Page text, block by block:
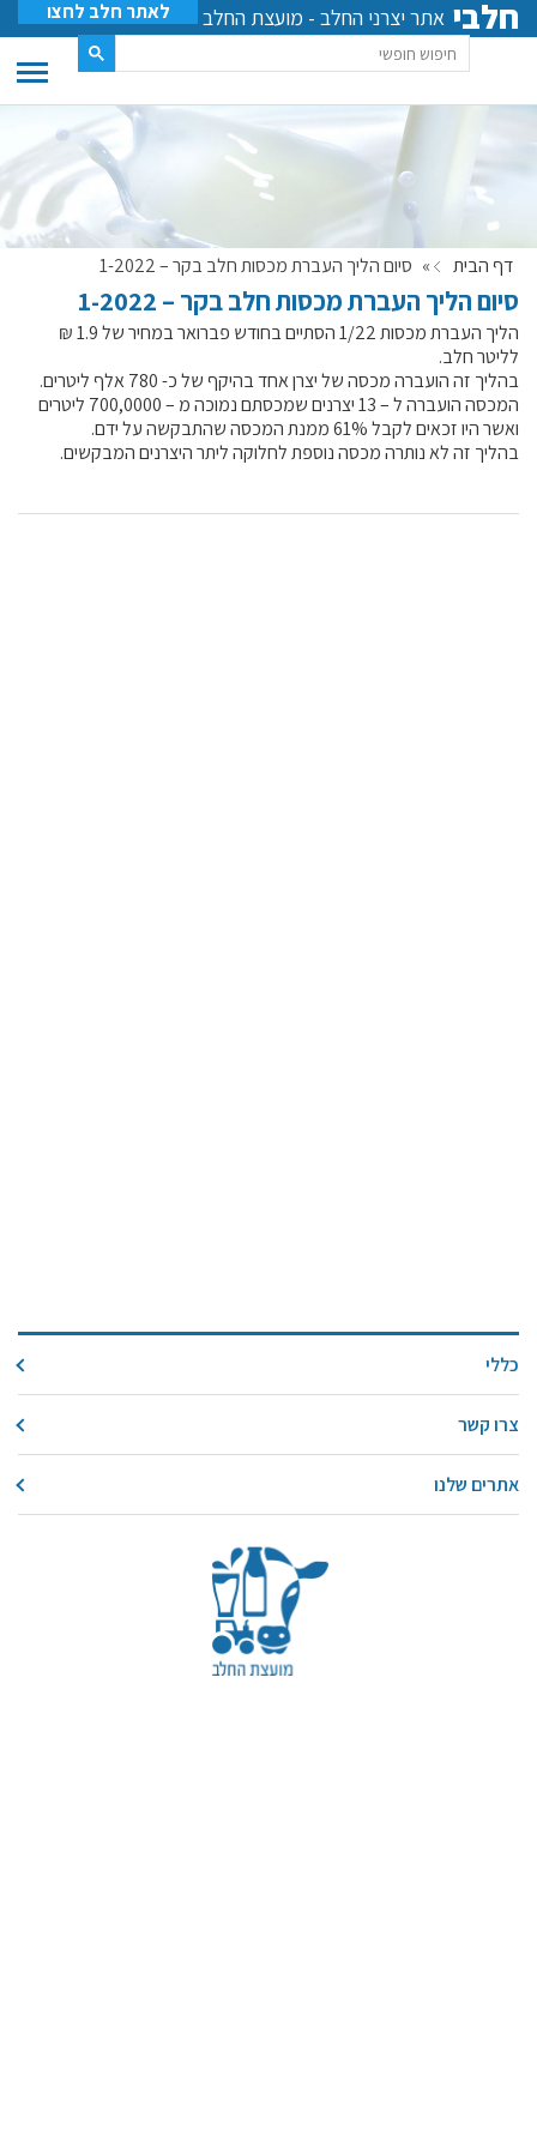
חלבי אתר יצרני החלב - מועצת החלב לאתר חלב לחצו
דף הבית » סיום הליך העברת מכסות חלב בקר – 1-2022
סיום הליך העברת מכסות חלב בקר – 1-2022
הליך העברת מכסות 1/22 הסתיים בחודש פברואר במחיר של 1.9 ₪
לליטר חלב.
בהליך זה הועברה מכסה של יצרן אחד בהיקף של כ- 780 אלף ליטרים.
המכסה הועברה ל – 13 יצרנים שמכסתם נמוכה מ – 700,0000 ליטרים
ואשר היו זכאים לקבל 61% ממנת המכסה שהתבקשה על ידם.
בהליך זה לא נותרה מכסה נוספת לחלוקה ליתר היצרנים המבקשים.
כללי
צרו קשר
אתרים שלנו